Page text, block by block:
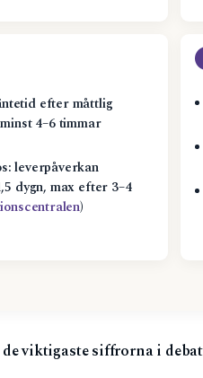
efter måttlig
4–6 timmar
leverpåverkan
dygn, max efter 3–4
)
viktigaste siffrorna i